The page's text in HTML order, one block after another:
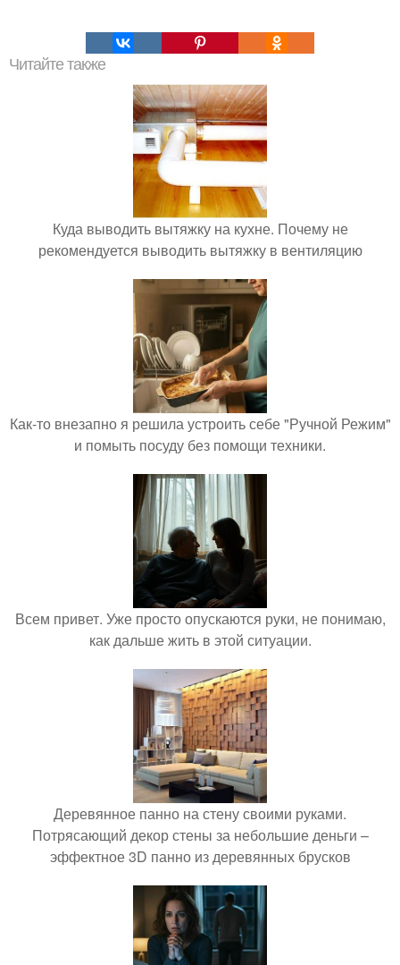
Читайте также
Куда выводить вытяжку на кухне. Почему не
рекомендуется выводить вытяжку в вентиляцию
Как-то внезапно я решила устроить себе "Ручной Режим"
и помыть посуду без помощи техники.
Всем привет. Уже просто опускаются руки, не понимаю,
как дальше жить в этой ситуации.
Деревянное панно на стену своими руками.
Потрясающий декор стены за небольшие деньги –
эффектное 3D панно из деревянных брусков